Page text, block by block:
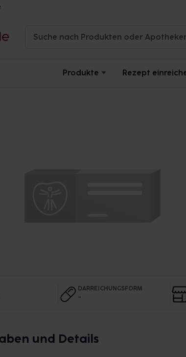
Produkte Rezept
DARREICHUNGSFORM
-
und Details